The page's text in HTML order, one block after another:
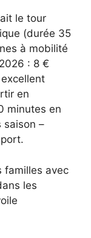
le tour
(durée 35
à mobilité
: 8 €
en
minutes en
saison –
familles avec
les